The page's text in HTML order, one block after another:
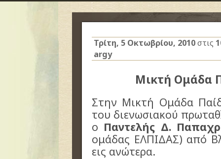
Τρίτη, 5 Οκτωβρίου, 2010στις
argy
Μικτή Ομάδα
Στην Μικτή Ομάδα
του διενωσιακού
ο Παντελής Δ.
ομάδας ΕΛΠΙΔΑΣ) από
εις ανώτερα.